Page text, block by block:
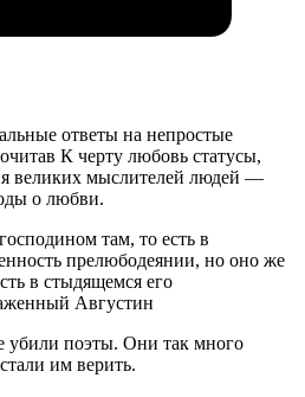
ответы на непростые
К черту любовь статусы,
великих мыслителей людей —
о любви.
там, то есть в
прелюбодеянии, но оно же
в стыдящемся его
Августин
поэты. Они так много
им верить.